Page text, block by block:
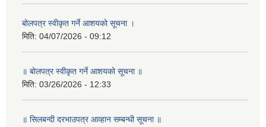
बोलपत्र स्वीकृत गर्ने आशयको सूचना ।
मिति: 04/07/2026 - 09:12
॥ बोलपत्र स्वीकृत गर्ने आशयको सूचना ॥
मिति: 03/26/2026 - 12:33
॥ सिलबन्दी दरभाउपत्र आव्हान सम्बन्धी सूचना ॥